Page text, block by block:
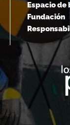
Espacio de
Fundación